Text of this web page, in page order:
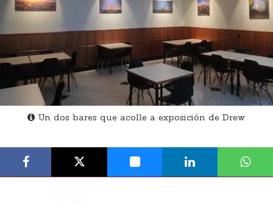
Un dos bares que acolle a exposición de Drew